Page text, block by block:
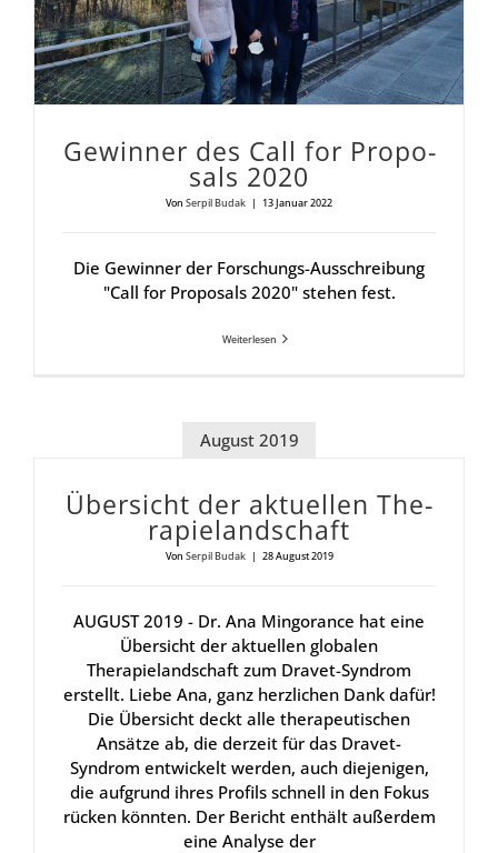
Gewin­ner des Call for Pro­po­
sals 2020
Von Serpil Budak | 13 Januar 2022
Die Gewinner der Forschungs-Ausschreibung
"Call for Proposals 2020" stehen fest.
Weiterlesen
August 2019
Über­sicht der aktu­el­len The­
ra­piel­and­schaft
Von Serpil Budak | 28 August 2019
AUGUST 2019 - Dr. Ana Mingorance hat eine
Übersicht der aktuellen globalen
Therapielandschaft zum Dravet-Syndrom
erstellt. Liebe Ana, ganz herzlichen Dank dafür!
Die Übersicht deckt alle therapeutischen
Ansätze ab, die derzeit für das Dravet-
Syndrom entwickelt werden, auch diejenigen,
die aufgrund ihres Profils schnell in den Fokus
rücken könnten. Der Bericht enthält außerdem
eine Analyse der